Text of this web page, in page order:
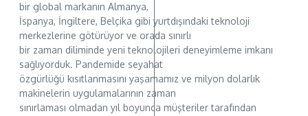
bir global markanın Almanya,
İspanya, İngiltere, Belçika gibi yurtdışındaki teknoloji
merkezlerine götürüyor ve orada sınırlı
bir zaman diliminde yeni teknolojileri deneyimleme imkanı
sağlıyorduk. Pandemide seyahat
özgürlüğü kısıtlanmasını yaşamamız ve milyon dolarlık
makinelerin uygulamalarının zaman
sınırlaması olmadan yıl boyunca müşteriler tarafından